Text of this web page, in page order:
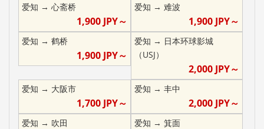
爱知 → 心斋桥
1,900JPY～
爱知 → 难波
1,900 JPY～
爱知 → 鹤桥
1,900JPY～
爱知 → 日本环球影城
（USJ）
2,000 JPY～
爱知 → 大阪市
1,700JPY～
爱知 → 丰中
2,000 JPY～
爱知 → 吹田 爱知 → 箕面